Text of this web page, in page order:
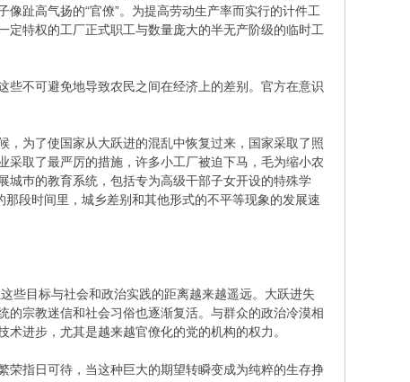
趾高气扬的“官僚”。为提高劳动生产率而实行的计件工
特权的工厂正式职工与数量庞大的半无产阶级的临时工
不可避免地导致农民之间在经济上的差别。官方在意识
为了使国家从大跃进的混乱中恢复过来，国家采取了照
采取了最严厉的措施，许多小工厂被迫下马，毛为缩小农
城巿的教育系统，包括专为高级干部子女开设的特殊学
段时间里，城乡差别和其他形式的不平等现象的发展速
些目标与社会和政治实践的距离越来越遥远。大跃进失
宗教迷信和社会习俗也逐渐复活。与群众的政治冷漠相
进步，尤其是越来越官僚化的党的机构的权力。
荣指日可待，当这种巨大的期望转瞬变成为纯粹的生存挣